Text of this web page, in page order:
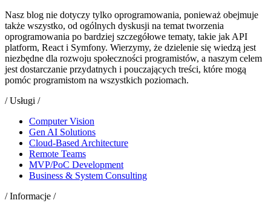
Nasz blog nie dotyczy tylko oprogramowania, ponieważ obejmuje
także wszystko, od ogólnych dyskusji na temat tworzenia
oprogramowania po bardziej szczegółowe tematy, takie jak API
platform, React i Symfony. Wierzymy, że dzielenie się wiedzą jest
niezbędne dla rozwoju społeczności programistów, a naszym celem
jest dostarczanie przydatnych i pouczających treści, które mogą
pomóc programistom na wszystkich poziomach.
/ Usługi /
Computer Vision
Gen AI Solutions
Cloud-Based Architecture
Remote Teams
MVP/PoC Development
Business & System Consulting
/ Informacje /